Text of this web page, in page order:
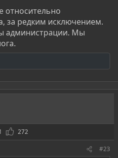
с низкой развитостью ,
под одно название
еще "темы наркотиков,
и вообще это все
"Кибер преступники".
всех влажных
на ютубчике "Эксперт
ОМГ!"(просто без
являются
такие где постарались
показать, тот же
все попытки
показаны оч легко и
относительно
за редким исключением.
администрации. Мы
272
#23